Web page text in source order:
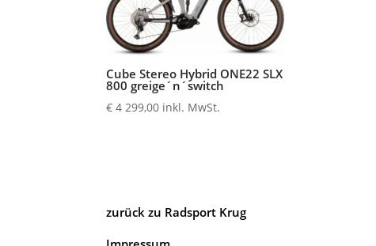
Cube Stereo Hybrid ONE22 SLX
800 greige´n´switch
€ 4 299,00 inkl. MwSt.
zurück zu Radsport Krug